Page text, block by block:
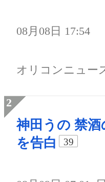
08月08日 17:54
オリコンニュー
神田うの 禁
を告白
39